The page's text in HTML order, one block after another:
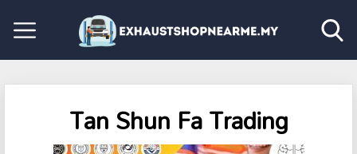
Tan Shun Fa Trading